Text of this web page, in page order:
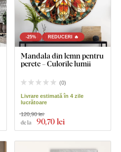
-25% REDUCERI 🔥
Mandala din lemn pentru
perete – Culorile lumii
(0)
Livrare estimată în 4 zile
lucrătoare
de la 90,70 lei
120,90 lei